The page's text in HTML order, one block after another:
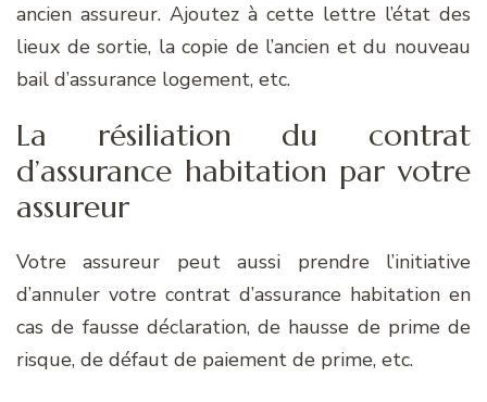
ancien assureur. Ajoutez à cette lettre l’état des
lieux de sortie, la copie de l’ancien et du nouveau
bail d’assurance logement, etc.
La résiliation du contrat
d’assurance habitation par votre
assureur
Votre assureur peut aussi prendre l’initiative
d’annuler votre contrat d’assurance habitation en
cas de fausse déclaration, de hausse de prime de
risque, de défaut de paiement de prime, etc.